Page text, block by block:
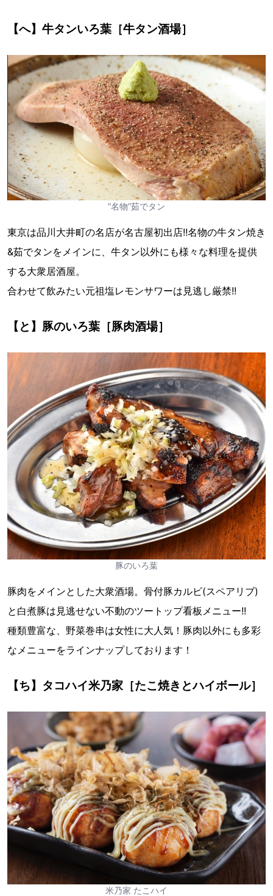
【へ】牛タンいろ葉［牛タン酒場］
”名物”茹でタン
東京は品川大井町の名店が名古屋初出店!!名物の牛タン焼き
&茹でタンをメインに、牛タン以外にも様々な料理を提供
する大衆居酒屋。
合わせて飲みたい元祖塩レモンサワーは見逃し厳禁!!
【と】豚のいろ葉［豚肉酒場］
豚のいろ葉
豚肉をメインとした大衆酒場。骨付豚カルビ(スペアリブ)
と白煮豚は見逃せない不動のツートップ看板メニュー!!
種類豊富な、野菜巻串は女性に大人気！豚肉以外にも多彩
なメニューをラインナップしております！
【ち】タコハイ米乃家［たこ焼きとハイボール］
米乃家 たこハイ